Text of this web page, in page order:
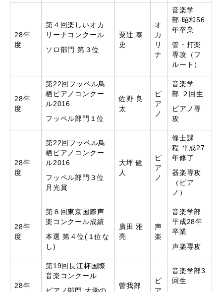
28年
度
第４回楽しいオカ
リーナコンクール
ソロ部門 第３位
粟辻 泰
史
オ
カ
リ
ナ
音楽学
部 昭和56
年卒業
管・打楽
専攻（フ
ルート）
28年
度
第22回フッペル鳥
栖ピアノコンクー
ル2016
フッペル部門１位
佐野 良
太
ピ
ア
ノ
音楽学
部 ２回生
ピアノ専
攻
28年
度
第22回フッペル鳥
栖ピアノコンクー
ル2016
フッペル部門３位
月光賞
大坪 健
人
ピ
ア
ノ
修士課
程 平成27
年修了
器楽専攻
（ピア
ノ）
28年
度
第８回東京国際声
楽コンクール成績
本選 第４位(１位な
し)
廣田 雅
亮
声
楽
音楽学部
平成28年
卒業
声楽専攻
28年
第19回長江杯国際
音楽コンクール
曽我部
ピ
音楽学部3
回生